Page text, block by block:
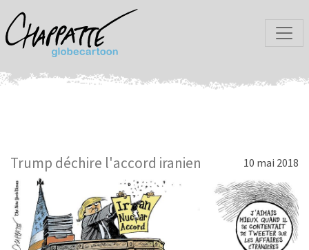
Trump déchire l'accord iranien 10 mai 2018